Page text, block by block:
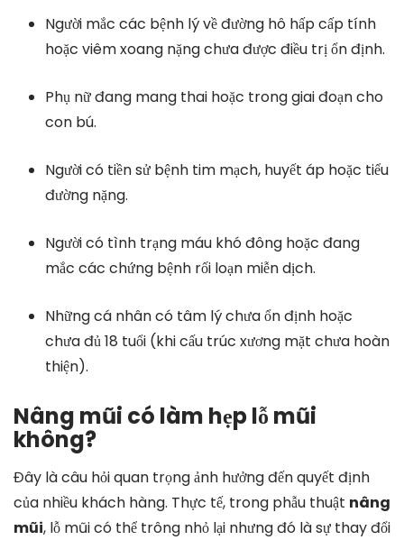
Người mắc các bệnh lý về đường hô hấp cấp tính
hoặc viêm xoang nặng chưa được điều trị ổn định.
Phụ nữ đang mang thai hoặc trong giai đoạn cho
con bú.
Người có tiền sử bệnh tim mạch, huyết áp hoặc tiểu
đường nặng.
Người có tình trạng máu khó đông hoặc đang
mắc các chứng bệnh rối loạn miễn dịch.
Những cá nhân có tâm lý chưa ổn định hoặc
chưa đủ 18 tuổi (khi cấu trúc xương mặt chưa hoàn
thiện).
Nâng mũi có làm hẹp lỗ mũi
không?
Đây là câu hỏi quan trọng ảnh hưởng đến quyết định
của nhiều khách hàng. Thực tế, trong phẫu thuật nâng
mũi, lỗ mũi có thể trông nhỏ lại nhưng đó là sự thay đổi